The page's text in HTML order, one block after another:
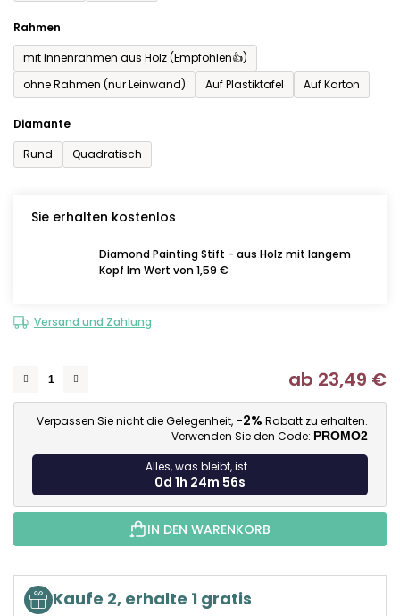
Rahmen
mit Innenrahmen aus Holz (Empfohlen👍)
ohne Rahmen (nur Leinwand)
Auf Plastiktafel Auf Karton
Diamante
Rund
Quadratisch
Sie erhalten kostenlos
Diamond Painting Stift - aus Holz mit langem
Kopf Im Wert von 1,59 €
Versand und Zahlung
ab 23,49 €
Verpassen Sie nicht die Gelegenheit, -2% Rabatt zu erhalten.
Verwenden Sie den Code: PROMO2
Alles, was bleibt, ist...
0d 1h 24m 55s
IN DEN WARENKORB
Kaufe 2, erhalte 1 gratis